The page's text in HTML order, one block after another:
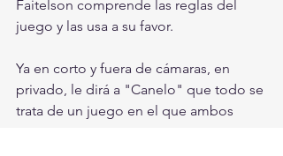
Faitelson comprende las reglas del
juego y las usa a su favor.
Ya en corto y fuera de cámaras, en
privado, le dirá a "Canelo" que todo se
trata de un juego en el que ambos